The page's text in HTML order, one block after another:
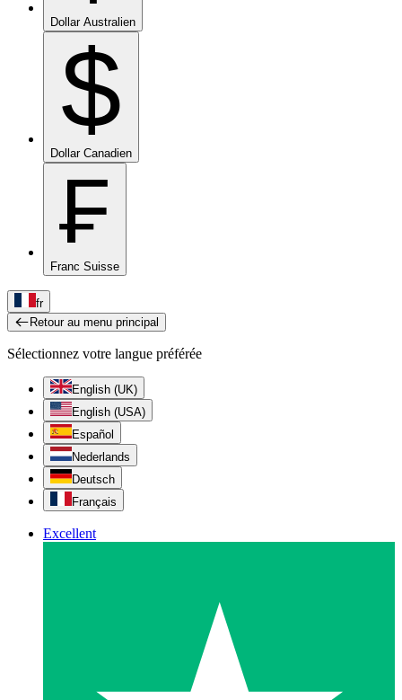
Dollar Australien
$
Dollar Canadien
₣
Franc Suisse
fr
Retour au menu principal
Sélectionnez votre langue préférée
English (UK)
English (USA)
Español
Nederlands
Deutsch
Français
Excellent